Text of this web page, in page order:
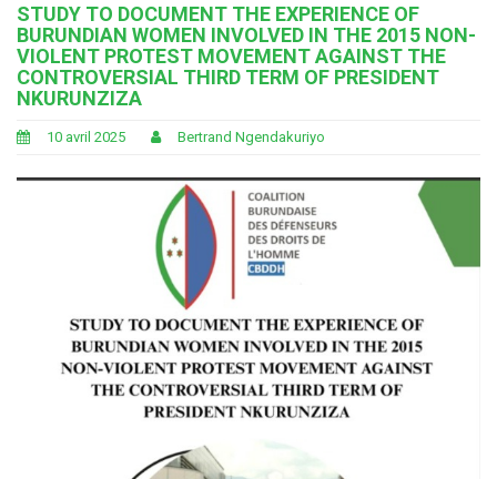
STUDY TO DOCUMENT THE EXPERIENCE OF
BURUNDIAN WOMEN INVOLVED IN THE 2015 NON-
VIOLENT PROTEST MOVEMENT AGAINST THE
CONTROVERSIAL THIRD TERM OF PRESIDENT
NKURUNZIZA
10 avril 2025 Bertrand Ngendakuriyo